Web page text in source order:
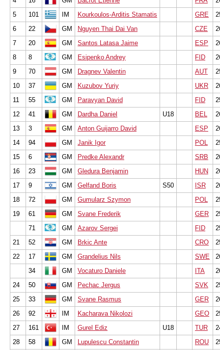
5
101 IM Kourkoulos-Arditis Stamatis GRE
6
22 GM Nguyen Thai Dai Van CZE
7
20 GM Santos Latasa Jaime ESP
8
8 GM Esipenko Andrey FID
9
70 GM Dragnev Valentin AUT
10
37 GM Kuzubov Yuriy UKR
11
55 GM Paravyan David FID
12
41 GM Dardha Daniel U18 BEL
13
3 GM Anton Guijarro David ESP
14
94 GM Janik Igor POL
15
6 GM Predke Alexandr SRB
16
23 GM Gledura Benjamin HUN
17
9 GM Gelfand Boris S50 ISR
18
72 GM Gumularz Szymon POL
19
61 GM Svane Frederik GER
71
GM Azarov Sergei FID
21
52 GM Brkic Ante CRO
22
17 GM Grandelius Nils SWE
34
GM Vocaturo Daniele ITA
24
50 GM Pechac Jergus SVK
25
33 GM Svane Rasmus GER
26
92 IM Kacharava Nikolozi GEO
27
161 IM Gurel Ediz U18 TUR
28
58 GM Lupulescu Constantin ROU